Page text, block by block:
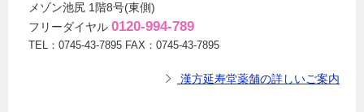
メゾン池尻 1階8号(東側)
フリーダイヤル 0120-994-789
TEL：0745-43-7895 FAX：0745-43-7895
漢方延寿堂薬舗の詳しいご案内